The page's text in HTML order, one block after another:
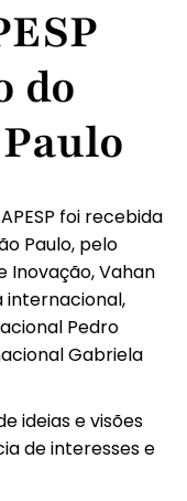
do
foi recebida
Paulo, pelo
Inovação, Vahan
internacional,
Pedro
Gabriela
ideias e visões
de interesses e